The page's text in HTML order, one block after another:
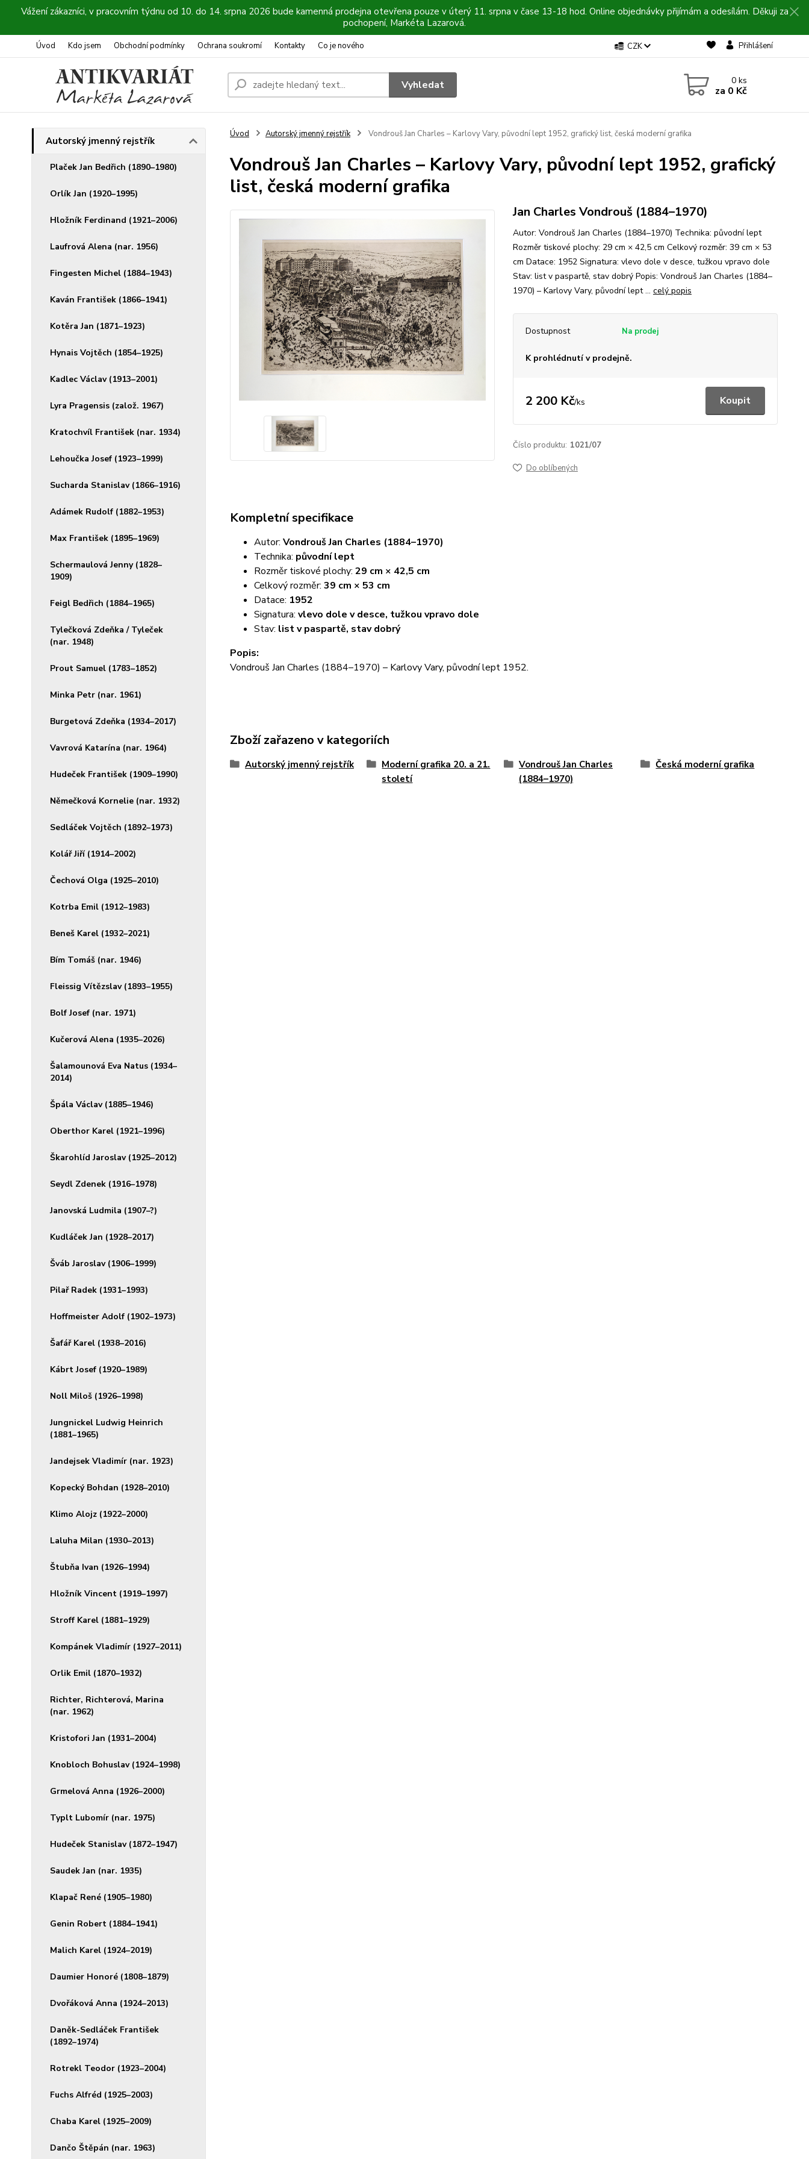
Vážení zákazníci, v pracovním týdnu od 10. do 14. srpna 2026 bude kamenná prodejna otevřena pouze v úterý 11. srpna v čase 13-18 hod. Online objednávky přijímám a odesílám. Děkuji za
pochopení, Markéta Lazarová.
Úvod Kdo jsem Obchodní podmínky Ochrana soukromí Kontakty Co je nového CZK Přihlášení
Vyhledat 0ks
za 0 Kč
Autorský jmenný rejstřík
Plaček Jan Bedřich (1890–1980)
Orlík Jan (1920–1995)
Hložník Ferdinand (1921–2006)
Laufrová Alena (nar. 1956)
Fingesten Michel (1884–1943)
Kaván František (1866–1941)
Kotěra Jan (1871–1923)
Hynais Vojtěch (1854–1925)
Kadlec Václav (1913–2001)
Lyra Pragensis (založ. 1967)
Kratochvíl František (nar. 1934)
Lehoučka Josef (1923–1999)
Sucharda Stanislav (1866–1916)
Adámek Rudolf (1882–1953)
Max František (1895–1969)
Schermaulová Jenny (1828–
1909)
Feigl Bedřich (1884–1965)
Tylečková Zdeňka / Tyleček
(nar. 1948)
Prout Samuel (1783–1852)
Minka Petr (nar. 1961)
Burgetová Zdeňka (1934–2017)
Vavrová Katarína (nar. 1964)
Hudeček František (1909–1990)
Němečková Kornelie (nar. 1932)
Sedláček Vojtěch (1892–1973)
Kolář Jiří (1914–2002)
Čechová Olga (1925–2010)
Kotrba Emil (1912–1983)
Beneš Karel (1932–2021)
Bím Tomáš (nar. 1946)
Fleissig Vítězslav (1893–1955)
Bolf Josef (nar. 1971)
Kučerová Alena (1935–2026)
Šalamounová Eva Natus (1934–
2014)
Špála Václav (1885–1946)
Oberthor Karel (1921–1996)
Škarohlíd Jaroslav (1925–2012)
Seydl Zdenek (1916–1978)
Janovská Ludmila (1907–?)
Kudláček Jan (1928–2017)
Šváb Jaroslav (1906–1999)
Pilař Radek (1931–1993)
Hoffmeister Adolf (1902–1973)
Šafář Karel (1938–2016)
Kábrt Josef (1920–1989)
Noll Miloš (1926–1998)
Jungnickel Ludwig Heinrich
(1881–1965)
Jandejsek Vladimír (nar. 1923)
Kopecký Bohdan (1928–2010)
Klimo Alojz (1922–2000)
Laluha Milan (1930–2013)
Štubňa Ivan (1926–1994)
Hložník Vincent (1919–1997)
Stroff Karel (1881–1929)
Kompánek Vladimír (1927–2011)
Orlik Emil (1870–1932)
Richter, Richterová, Marina
(nar. 1962)
Kristofori Jan (1931–2004)
Knobloch Bohuslav (1924–1998)
Grmelová Anna (1926–2000)
Typlt Lubomír (nar. 1975)
Hudeček Stanislav (1872–1947)
Saudek Jan (nar. 1935)
Klapač René (1905–1980)
Genin Robert (1884–1941)
Malich Karel (1924–2019)
Daumier Honoré (1808–1879)
Dvořáková Anna (1924–2013)
Daněk-Sedláček František
(1892–1974)
Rotrekl Teodor (1923–2004)
Fuchs Alfréd (1925–2003)
Chaba Karel (1925–2009)
Dančo Štěpán (nar. 1963)
Úvod Autorský jmenný rejstřík Vondrouš Jan Charles – Karlovy Vary, původní lept 1952, grafický list, česká moderní grafika
Vondrouš Jan Charles – Karlovy Vary, původní lept 1952, grafický
list, česká moderní grafika
Jan Charles Vondrouš (1884–1970)
Autor: Vondrouš Jan Charles (1884–1970) Technika: původní lept
Rozměr tiskové plochy: 29 cm × 42,5 cm Celkový rozměr: 39 cm × 53
cm Datace: 1952 Signatura: vlevo dole v desce, tužkou vpravo dole
Stav: list v paspartě, stav dobrý Popis: Vondrouš Jan Charles (1884–
1970) – Karlovy Vary, původní lept ... celý popis
Dostupnost
K prohlédnutí v prodejně.
2 200 Kč/ks Koupit
Číslo produktu: 1021/07
Do oblíbených
Kompletní specifikace
Autor: Vondrouš Jan Charles (1884–1970)
Technika: původní lept
Rozměr tiskové plochy: 29 cm × 42,5 cm
Celkový rozměr: 39 cm × 53 cm
Datace: 1952
Signatura: vlevo dole v desce, tužkou vpravo dole
Stav: list v paspartě, stav dobrý
Popis:
Vondrouš Jan Charles (1884–1970) – Karlovy Vary, původní lept 1952.
Zboží zařazeno v kategoriích
Autorský jmenný rejstřík
Moderní grafika 20. a 21.
století
Vondrouš Jan Charles
(1884–1970)
Česká moderní grafika